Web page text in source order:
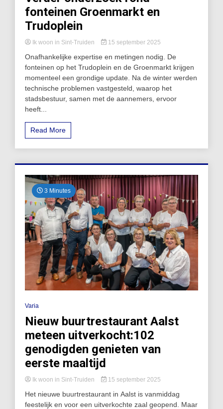
fonteinen Groenmarkt en
Trudoplein
Ik woon in Sint-Truiden 15 september 2025
Onafhankelijke expertise en metingen nodig. De
fonteinen op het Trudoplein en de Groenmarkt krijgen
momenteel een grondige update. Na de winter werden
technische problemen vastgesteld, waarop het
stadsbestuur, samen met de aannemers, ervoor
heeft...
Read More
3 Minutes
Varia
Nieuw buurtrestaurant Aalst
meteen uitverkocht:102
genodigden genieten van
eerste maaltijd
Ik woon in Sint-Truiden 15 september 2025
Het nieuwe buurtrestaurant in Aalst is vanmiddag
feestelijk en voor een uitverkochte zaal geopend. Maar